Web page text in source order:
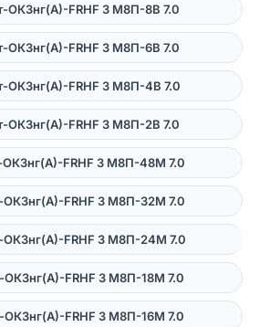
ОКЗнг(А)-FRHF 3 M8П-8В 7.0
ОКЗнг(А)-FRHF 3 M8П-6В 7.0
ОКЗнг(А)-FRHF 3 M8П-4В 7.0
ОКЗнг(А)-FRHF 3 M8П-2В 7.0
FRHF 3 M8П-48М 7.0
FRHF 3 M8П-32М 7.0
FRHF 3 M8П-24М 7.0
ОКЗнг(А)-FRHF 3 M8П-18М 7.0
ОКЗнг(А)-FRHF 3 M8П-16М 7.0